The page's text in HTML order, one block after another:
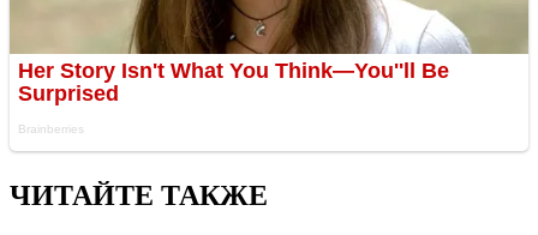
ЧИТАЙТЕ ТАКЖЕ